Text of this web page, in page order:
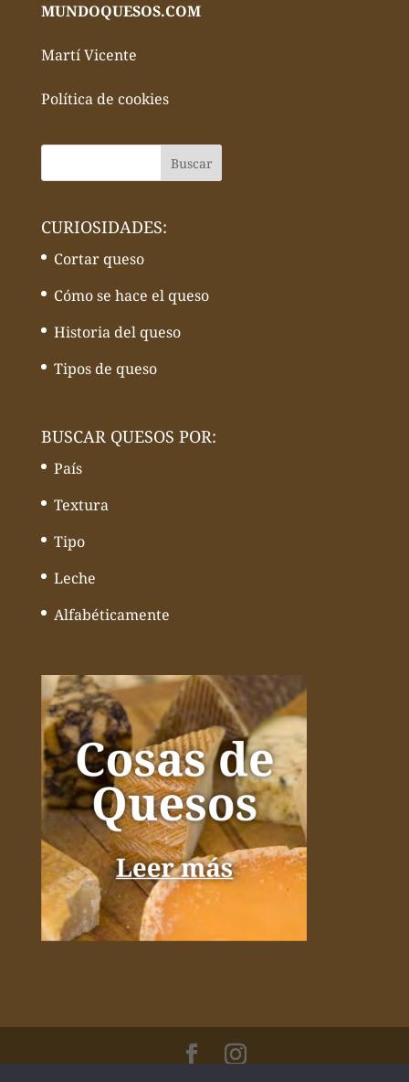
MUNDOQUESOS.COM
Martí Vicente
Política de cookies
CURIOSIDADES:
Cortar queso
Cómo se hace el queso
Historia del queso
Tipos de queso
BUSCAR QUESOS POR:
País
Textura
Tipo
Leche
Alfabéticamente